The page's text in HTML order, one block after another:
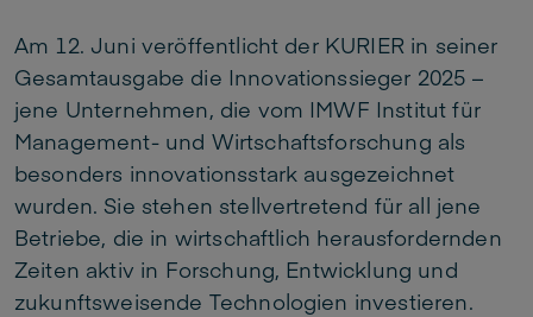
Am 12. Juni veröffentlicht der KURIER in seiner
Gesamtausgabe die Innovationssieger 2025 –
jene Unternehmen, die vom IMWF Institut für
Management- und Wirtschaftsforschung als
besonders innovationsstark ausgezeichnet
wurden. Sie stehen stellvertretend für all jene
Betriebe, die in wirtschaftlich herausfordernden
Zeiten aktiv in Forschung, Entwicklung und
zukunftsweisende Technologien investieren.